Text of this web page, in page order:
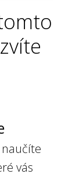
naučíte
vás